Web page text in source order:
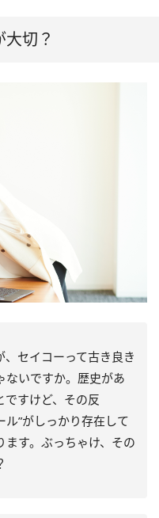
切？
セイコーって古き良き
ないですか。歴史があ
ですけど、その反
ル”がしっかり存在して
ます。ぶっちゃけ、その